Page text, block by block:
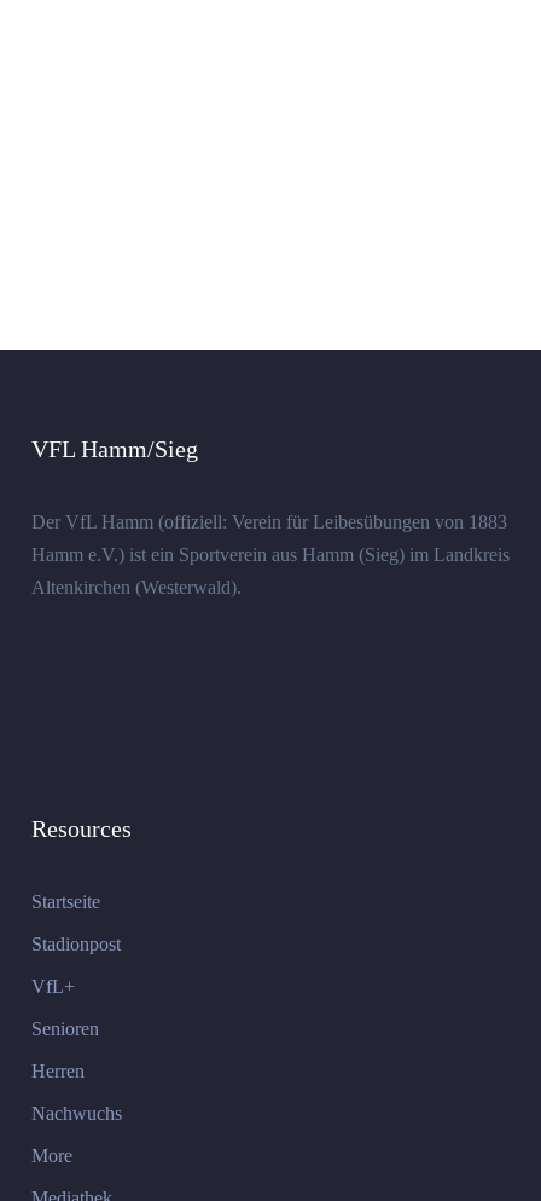
VFL Hamm/Sieg
Der VfL Hamm (offiziell: Verein für Leibesübungen von 1883
Hamm e.V.) ist ein Sportverein aus Hamm (Sieg) im Landkreis
Altenkirchen (Westerwald).
Resources
Startseite
Stadionpost
VfL+
Senioren
Herren
Nachwuchs
More